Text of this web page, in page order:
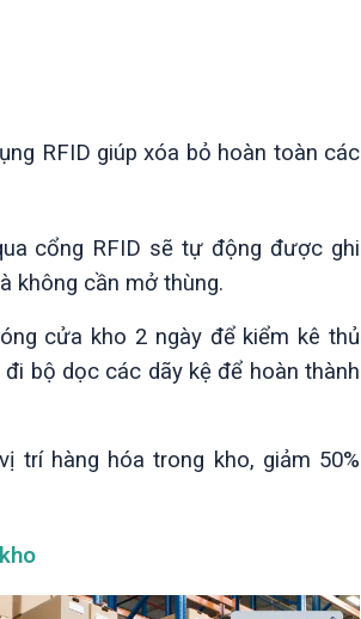
RFID giúp xóa bỏ hoàn toàn các
cổng RFID sẽ tự động được ghi
không cần mở thùng.
cửa kho 2 ngày để kiểm kê thủ
bộ dọc các dãy kệ để hoàn thành
trí hàng hóa trong kho, giảm 50%